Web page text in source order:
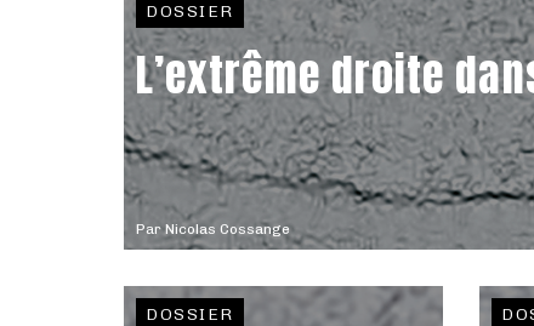
ParNicolas Cossange
DOSSIER
L’extrême droite
DOSSIER